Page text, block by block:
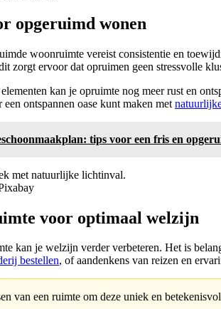
opgeruimd wonen
woonruimte vereist consistentie en
zorgt ervoor dat opruimen geen stressvolle
kan je opruimte nog meer rust en
ontspannen oase kunt maken met
tips voor een fris en
voor optimaal welzijn
kan je welzijn verder verbeteren. Het is
bestellen, of aandenkens van reizen en
van een ruimte om deze uniek en